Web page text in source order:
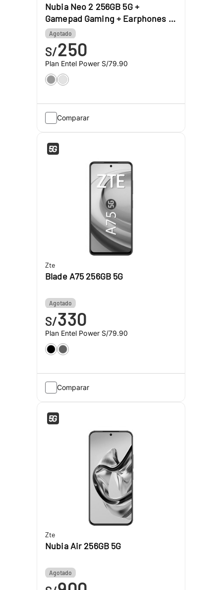
Nubia Neo 2 256GB 5G +
Gamepad Gaming + Earphones +
Finger Gloves
Agotado
S/250
Plan Entel Power S/79.90
Comparar
Zte
Blade A75 256GB 5G
Agotado
S/330
Plan Entel Power S/79.90
Comparar
Zte
Nubia Air 256GB 5G
Agotado